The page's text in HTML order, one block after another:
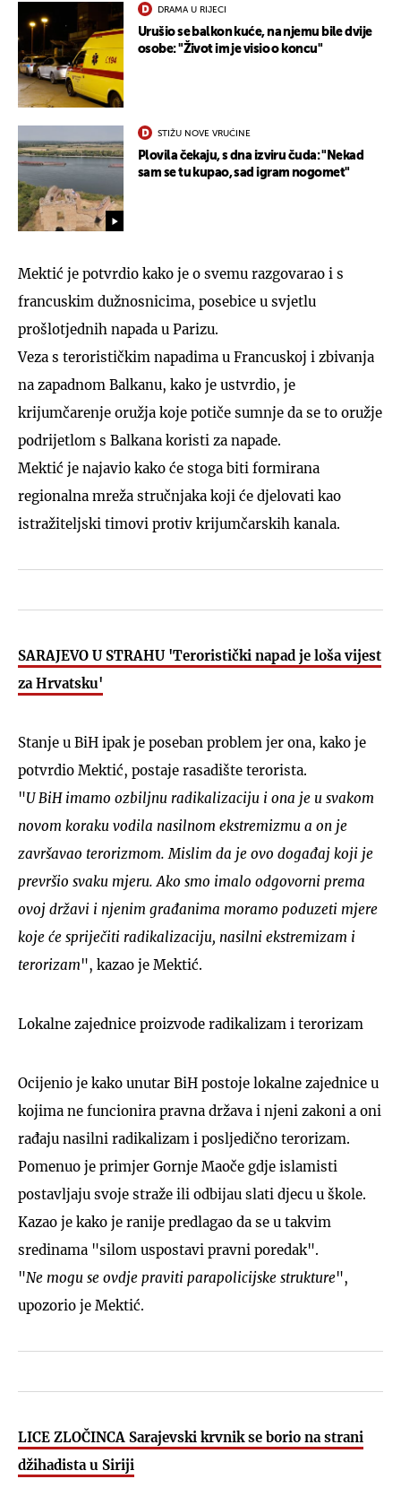
DRAMA U RIJECI
Urušio se balkon kuće, na njemu bile dvije
osobe: "Život im je visio o koncu"
STIŽU NOVE VRUĆINE
Plovila čekaju, s dna izviru čuda: "Nekad
sam se tu kupao, sad igram nogomet"
Mektić je potvrdio kako je o svemu razgovarao i s
francuskim dužnosnicima, posebice u svjetlu
prošlotjednih napada u Parizu.
Veza s terorističkim napadima u Francuskoj i zbivanja
na zapadnom Balkanu, kako je ustvrdio, je
krijumčarenje oružja koje potiče sumnje da se to oružje
podrijetlom s Balkana koristi za napade.
Mektić je najavio kako će stoga biti formirana
regionalna mreža stručnjaka koji će djelovati kao
istražiteljski timovi protiv krijumčarskih kanala.
SARAJEVO U STRAHU 'Teroristički napad je loša vijest
za Hrvatsku'
Stanje u BiH ipak je poseban problem jer ona, kako je
potvrdio Mektić, postaje rasadište terorista.
"U BiH imamo ozbiljnu radikalizaciju i ona je u svakom
novom koraku vodila nasilnom ekstremizmu a on je
završavao terorizmom. Mislim da je ovo događaj koji je
prevršio svaku mjeru. Ako smo imalo odgovorni prema
ovoj državi i njenim građanima moramo poduzeti mjere
koje će spriječiti radikalizaciju, nasilni ekstremizam i
terorizam", kazao je Mektić.
Lokalne zajednice proizvode radikalizam i terorizam
Ocijenio je kako unutar BiH postoje lokalne zajednice u
kojima ne funcionira pravna država i njeni zakoni a oni
rađaju nasilni radikalizam i posljedično terorizam.
Pomenuo je primjer Gornje Maoče gdje islamisti
postavljaju svoje straže ili odbijau slati djecu u škole.
Kazao je kako je ranije predlagao da se u takvim
sredinama "silom uspostavi pravni poredak".
"Ne mogu se ovdje praviti parapolicijske strukture",
upozorio je Mektić.
LICE ZLOČINCA Sarajevski krvnik se borio na strani
džihadista u Siriji